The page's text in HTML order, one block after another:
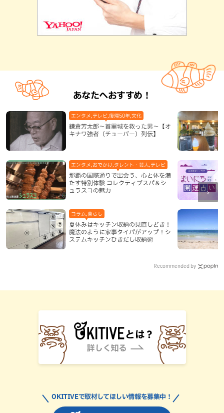
あなたへおすすめ！
鎌倉芳太郎～首里城を救った男～【オ
キナワ強者（チューバー）列伝】
エンタメ,テレビ,復帰50年,文化
那覇の国際通りで出会う、心と体を満
たす特別体験 コレクティブスパ＆シ
ュラスコの魅力
エンタメ,おでかけ,タレント・芸人,テレビ
夏休みはキッチン収納の見直しどき！
魔法のように家事タイパがアップ！シ
ステムキッチンひきだし収納術
コラム,暮らし
Recommended by
OKITIVEで取材してほしい情報を募集中！